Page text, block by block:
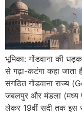
भूमिका: गोंडवाना की
से गढ़ा-कटंगा कहा जाता
संगठित गोंडवाना
जबलपुर और मंडला (मध्य
लेकर 19वीं सदी तक इस